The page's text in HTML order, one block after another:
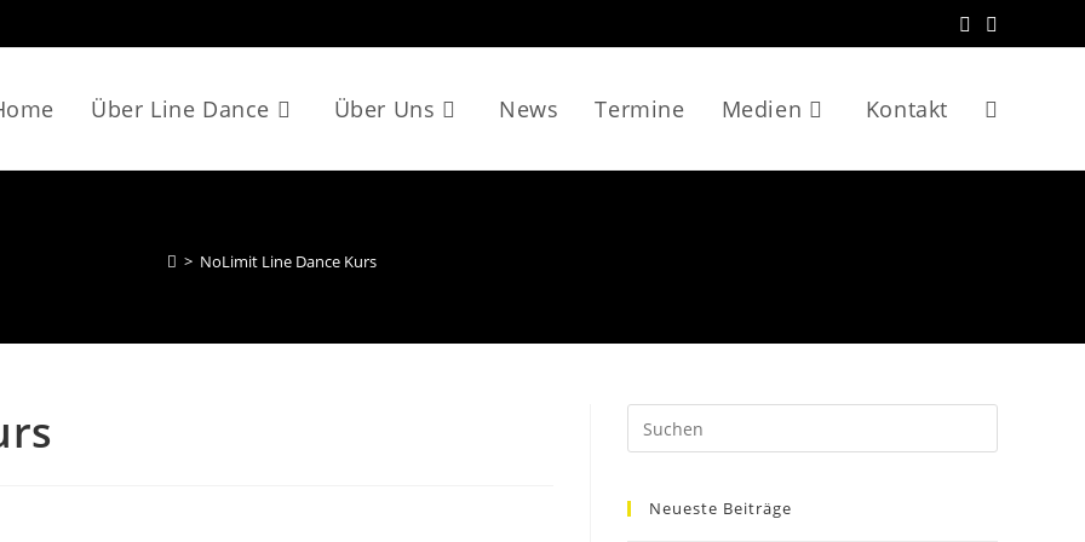
Über Line Dance Über Uns News Termine Medien Kontakt Website-
umschalten
> NoLimit Line Dance Kurs
Neueste Beiträge